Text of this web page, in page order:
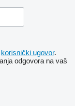
korisnički ugovor.
odgovora na vaš